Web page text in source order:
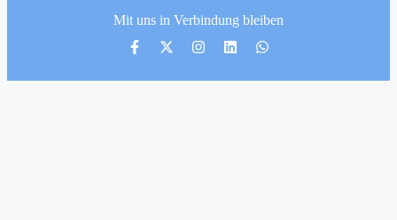
Mit uns in Verbindung bleiben